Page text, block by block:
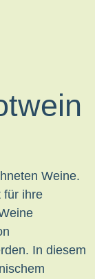
Weine.
für ihre
In diesem